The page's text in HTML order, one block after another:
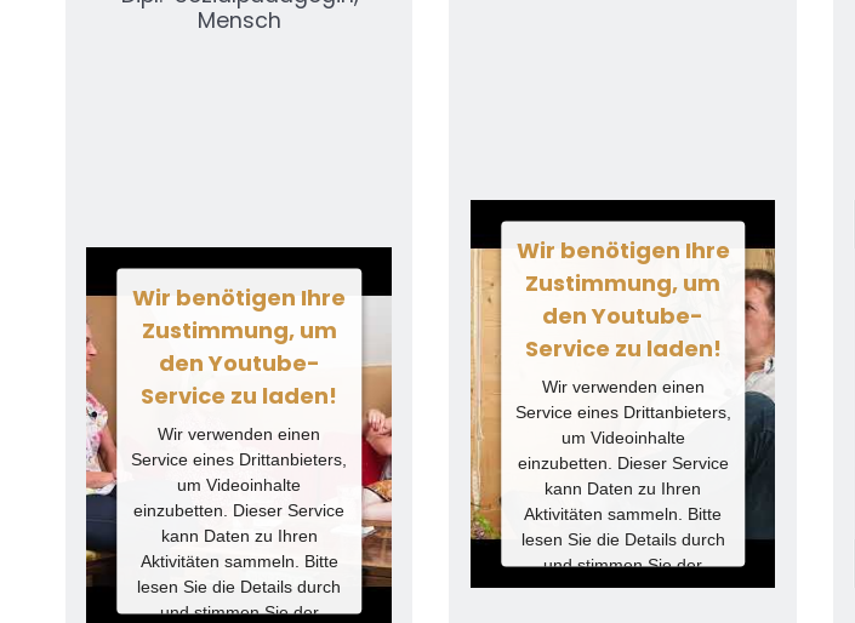
Mensch
Wir benötigen Ihre
Zustimmung, um
den Youtube-
Service zu laden!
Wir verwenden einen
Service eines Drittanbieters,
um Videoinhalte
einzubetten. Dieser Service
kann Daten zu Ihren
Aktivitäten sammeln. Bitte
lesen Sie die Details durch
und stimmen Sie der
Wir benötigen Ihre
Zustimmung, um
den Youtube-
Service zu laden!
Wir verwenden einen
Service eines Drittanbieters,
um Videoinhalte
einzubetten. Dieser Service
kann Daten zu Ihren
Aktivitäten sammeln. Bitte
lesen Sie die Details durch
und stimmen Sie der
Nutzung des Service zu, um